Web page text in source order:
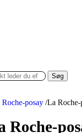
Søg
Roche-posay /La
Roche-